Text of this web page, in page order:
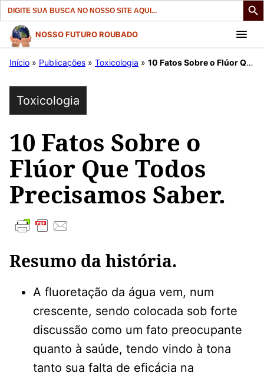
Search
for:
Pular
para
conteúdo
NOSSO FUTURO ROUBADO
Início » Publicações » Toxicologia » 10 Fatos Sobre o Flúor Que Todos Precisamos Saber.
Toxicologia
10 Fatos Sobre o
Flúor Que Todos
Precisamos Saber.
Resumo da história.
A fluoretação da água vem, num
crescente, sendo colocada sob forte
discussão como um fato preocupante
quanto à saúde, tendo vindo à tona
tanto sua falta de eficácia na